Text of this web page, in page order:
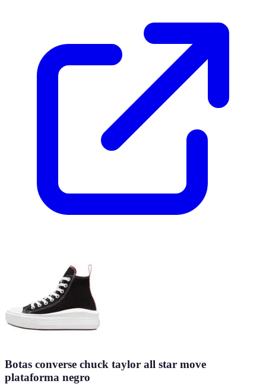
Botas converse chuck taylor all star move
plataforma negro